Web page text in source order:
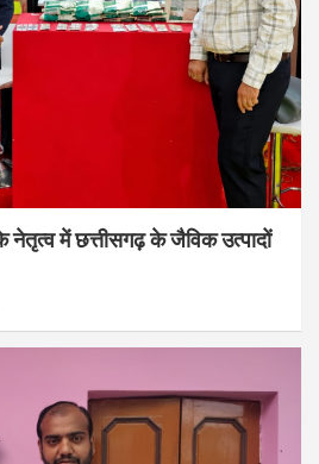
नेतृत्व में छत्तीसगढ़ के जैविक उत्पादों